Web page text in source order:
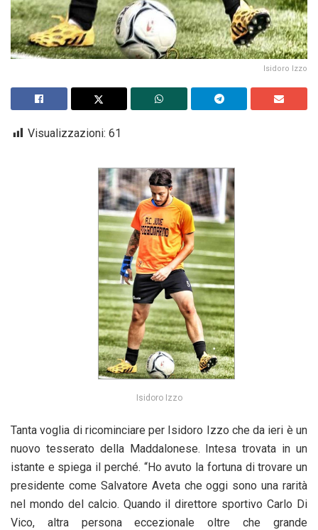
Isidoro Izzo
Visualizzazioni: 61
Isidoro Izzo
Tanta voglia di ricominciare per Isidoro Izzo che da ieri è un
nuovo tesserato della Maddalonese. Intesa trovata in un
istante e spiega il perché. “Ho avuto la fortuna di trovare un
presidente come Salvatore Aveta che oggi sono una rarità
nel mondo del calcio. Quando il direttore sportivo Carlo Di
Vico, altra persona eccezionale oltre che grande